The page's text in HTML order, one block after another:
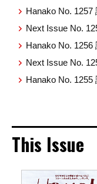
Hanako No. 1257
Next Issue No.
Hanako No. 1256
Next Issue No.
Hanako No. 1255
This Issue